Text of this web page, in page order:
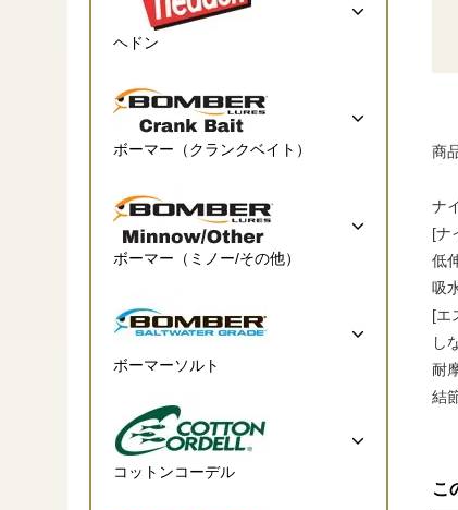
商
ナ
[ナ
低
吸
[エ
し
耐
結
こ
ヘドン
ボーマー（クランクベイト）
ボーマー（ミノー/その他）
ボーマーソルト
コットンコーデル